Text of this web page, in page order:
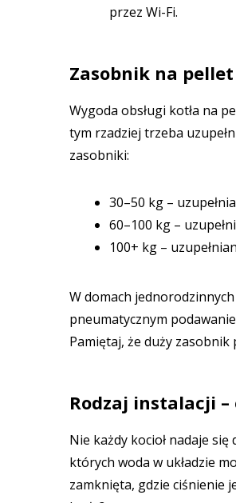
przez Wi-Fi.
Zasobnik na
Wygoda obsługi kotła na
tym rzadziej trzeba
zasobniki:
30–50 kg –
60–100 kg –
100+ kg –
W domach
pneumatycznym
Pamiętaj, że duży
Rodzaj instalacji
Nie każdy kocioł nadaje
których woda w układzie
zamknięta, gdzie ciśnienie